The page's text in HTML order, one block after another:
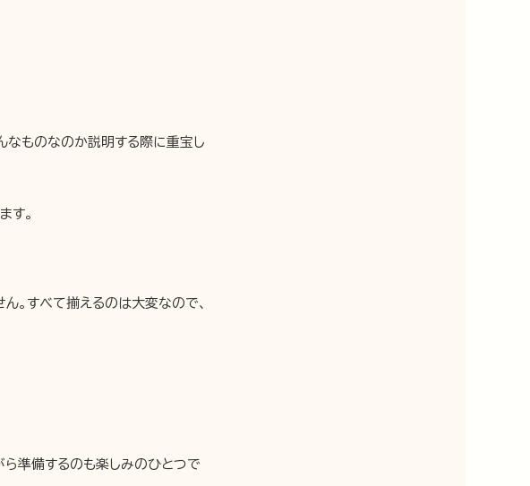
なものなのか説明する際に重宝し
す。
。すべて揃えるのは大変なので、
準備するのも楽しみのひとつで